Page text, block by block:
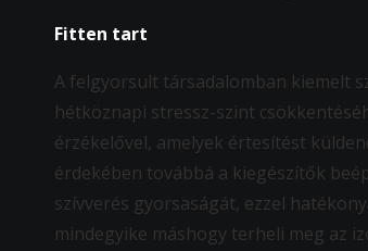
Fitten tart
A felgyorsult társadalomban kiemelt
hétköznapi stressz-szint
érzékelővel, amelyek értesítést
érdekében továbbá a kiegészítők
szívverés gyorsaságát, ezzel
mindegyike máshogy terheli meg az